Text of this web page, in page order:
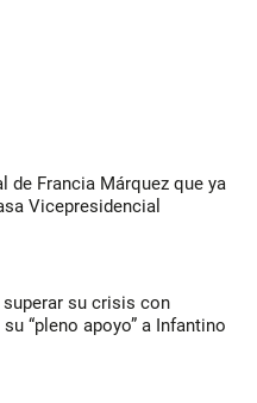
de Francia Márquez que ya
Vicepresidencial
superar su crisis con
“pleno apoyo” a Infantino